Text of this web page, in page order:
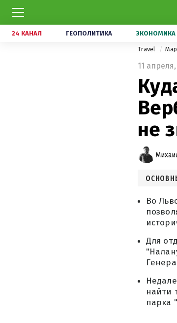
24 КАНАЛ ГЕОПОЛИТИКА ЭКОНОМИКА
Travel
11 апреля,
не
Во
Для
найти
парка